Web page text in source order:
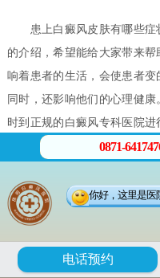
患上白癜风皮肤有哪些症
的介绍，希望能给大家带来
响着患者的生活，会使患者
同时，还影响他们的心理健
时到正规的白癜风专科医院
疗的难度。祝您早日康复！
如何正确分辨白癜风的
皮肤病，患者不能存有侥幸，
有白癜风早期症状的迹象，一
疗，尽量花少的钱得到好的
症状，对于患者的身心健康
0871-
你好，这里是医
电话预约